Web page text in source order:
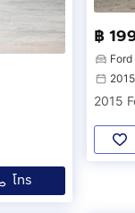
โทร
฿
2015
2015